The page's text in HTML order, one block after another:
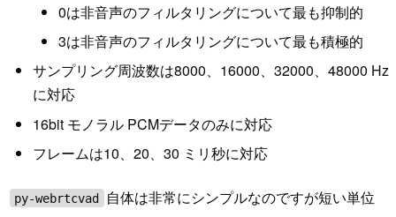
0は非音声のフィルタリングについて最も抑制的
3は非音声のフィルタリングについて最も積極的
サンプリング周波数は8000、16000、32000、48000 Hz
に対応
16bit モノラル PCMデータのみに対応
フレームは10、20、30 ミリ秒に対応
py-webrtcvad
自体は非常にシンプルなのですが短い単位